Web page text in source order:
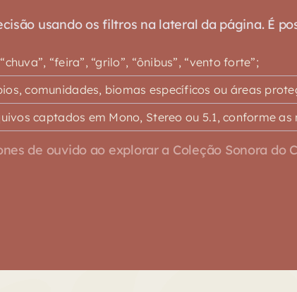
usando os filtros na lateral da página. É
“feira”, “grilo”, “ônibus”, “vento forte”;
comunidades, biomas específicos ou áreas
captados em Mono, Stereo ou 5.1, conforme
de ouvido ao explorar a Coleção Sonora do